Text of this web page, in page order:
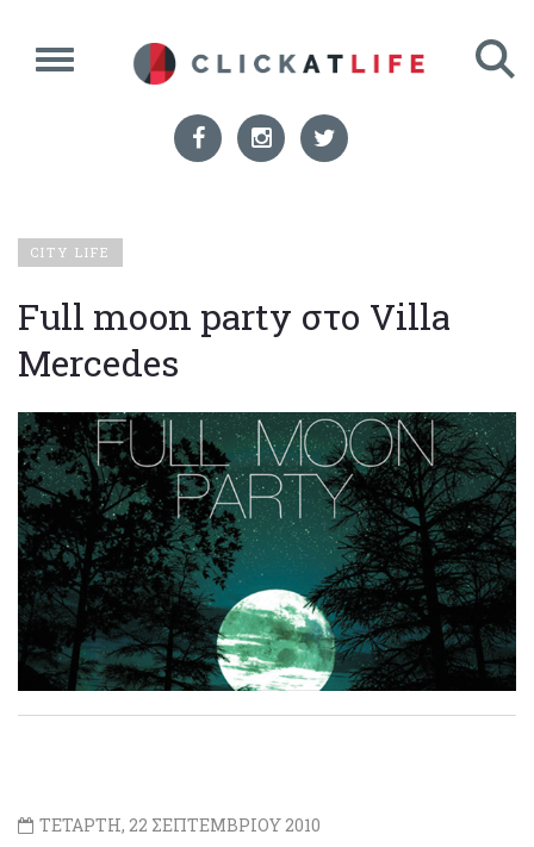
CITY LIFE
Full moon party στο Villa
Mercedes
ΤΕΤΑΡΤΗ, 22 ΣΕΠΤΕΜΒΡΙΟΥ 2010